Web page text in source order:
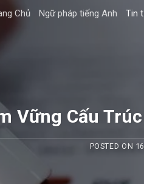
Chủ Ngữ pháp tiếng Anh Tin
Vững Cấu
POSTED ON